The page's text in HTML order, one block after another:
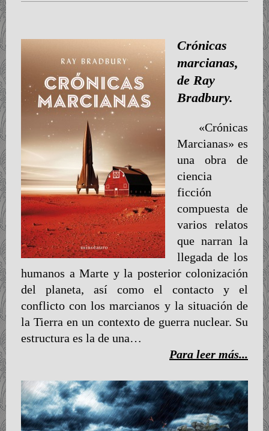
Crónicas
marcianas,
de Ray
Bradbury.
«Crónicas
Marcianas» es
una obra de
ciencia
ficción
compuesta de
varios relatos
que narran la
llegada de los
humanos a Marte y la posterior colonización
del planeta, así como el contacto y el
conflicto con los marcianos y la situación de
la Tierra en un contexto de guerra nuclear. Su
estructura es la de una…
Para leer más...